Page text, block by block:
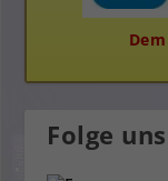
Folge uns